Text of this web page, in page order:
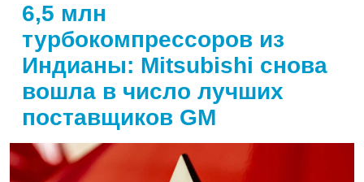
6,5 млн
турбокомпрессоров из
Индианы: Mitsubishi снова
вошла в число лучших
поставщиков GM